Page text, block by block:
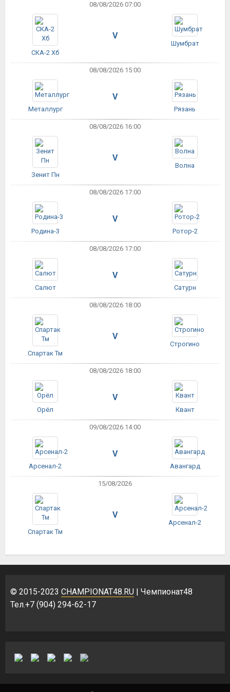
08/08/2026 07:00
СКА-2 Хб
V
Шумбрат
08/08/2026 15:00
Металлург
V
Рязань
08/08/2026 16:00
Зенит Пн
V
Волна
08/08/2026 17:00
Родина-3
V
Ротор-2
08/08/2026 17:00
Салют
V
Сатурн
08/08/2026 18:00
Спартак Тм
V
Строгино
08/08/2026 18:00
Орёл
V
Квант
09/08/2026 14:00
Арсенал-2
V
Авангард
15/08/2026
Спартак Тм
V
Арсенал-2
© 2015-2023 CHAMPIONAT48.RU | Чемпионат48
Тел.+7 (904) 294-62-17